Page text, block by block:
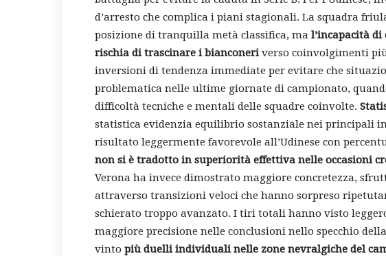
d’arresto che complica i piani stagionali. La squadra
posizione di tranquilla metà classifica, ma l’incapacità
rischia di trascinare i bianconeriverso coinvolgimenti
inversioni di tendenza immediate per evitare che
problematica nelle ultime giornate di campionato,
difficoltà tecniche e mentali delle squadre coinvolte.
statistica evidenzia equilibrio sostanziale nei principali
risultato leggermente favorevole all’Udinese con
non si è tradotto in superiorità effettiva nelle occasioni
Verona ha invece dimostrato maggiore concretezza,
attraverso transizioni veloci che hanno sorpreso
schierato troppo avanzato. I tiri totali hanno visto
maggiore precisione nelle conclusioni nello specchio
vinto più duelli individuali nelle zone nevralgiche del